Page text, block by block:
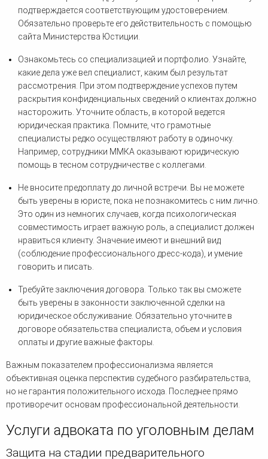
подтверждается соответствующим удостоверением.
Обязательно проверьте его действительность с помощью
сайта Министерства Юстиции.
Ознакомьтесь со специализацией и портфолио. Узнайте,
какие дела уже вел специалист, каким был результат
рассмотрения. При этом подтверждение успехов путем
раскрытия конфиденциальных сведений о клиентах должно
насторожить. Уточните область, в которой ведется
юридическая практика. Помните, что грамотные
специалисты редко осуществляют работу в одиночку.
Например, сотрудники ММКА оказывают юридическую
помощь в тесном сотрудничестве с коллегами.
Не вносите предоплату до личной встречи. Вы не можете
быть уверены в юристе, пока не познакомитесь с ним лично.
Это один из немногих случаев, когда психологическая
совместимость играет важную роль, а специалист должен
нравиться клиенту. Значение имеют и внешний вид
(соблюдение профессионального дресс-кода), и умение
говорить и писать.
Требуйте заключения договора. Только так вы сможете
быть уверены в законности заключенной сделки на
юридическое обслуживание. Обязательно уточните в
договоре обязательства специалиста, объем и условия
оплаты и другие важные факторы.
Важным показателем профессионализма является
объективная оценка перспектив судебного разбирательства,
но не гарантия положительного исхода. Последнее прямо
противоречит основам профессиональной деятельности.
Услуги адвоката по уголовным делам
Защита на стадии предварительного